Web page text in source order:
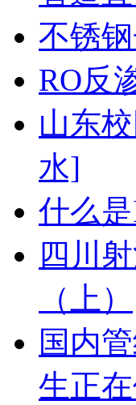
不锈
RO反
山东
水]
什么
四川
（上）
国内
生正